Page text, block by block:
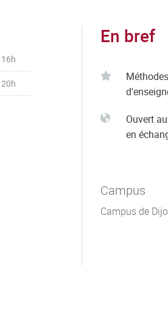
16h
20h
En bref
Méthodes
Ouvert
en
Campus
Campus de